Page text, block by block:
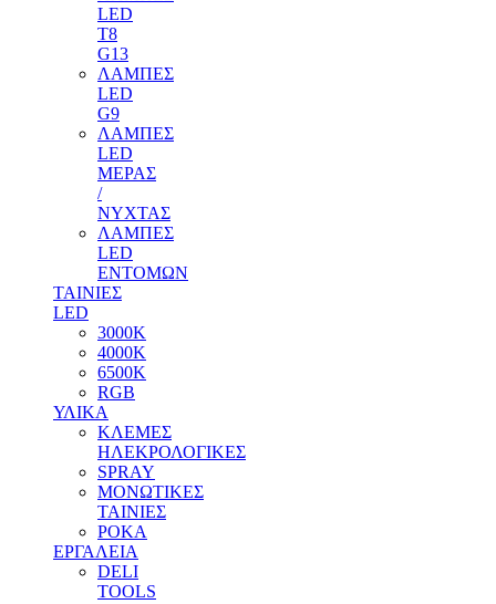
LED
T8
G13
ΛΑΜΠΕΣ
LED
G9
ΛΑΜΠΕΣ
LED
ΜΕΡΑΣ
/
ΝΥΧΤΑΣ
ΛΑΜΠΕΣ
LED
ΕΝΤΟΜΩΝ
ΤΑΙΝΙΕΣ
LED
3000Κ
4000Κ
6500Κ
RGB
ΥΛΙΚΑ
ΚΛΕΜΕΣ
ΗΛΕΚΡΟΛΟΓΙΚΕΣ
SPRAY
ΜΟΝΩΤΙΚΕΣ
ΤΑΙΝΙΕΣ
ΡΟΚΑ
ΕΡΓΑΛΕΙΑ
DELI
TOOLS